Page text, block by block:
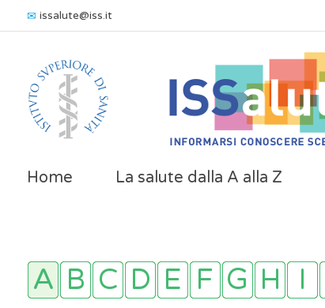
issalute@iss.it
Home La salute dalla A alla Z